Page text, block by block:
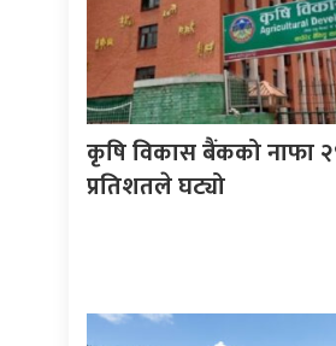
कृषि विकास बैंकको नाफा
प्रतिशतले घट्यो